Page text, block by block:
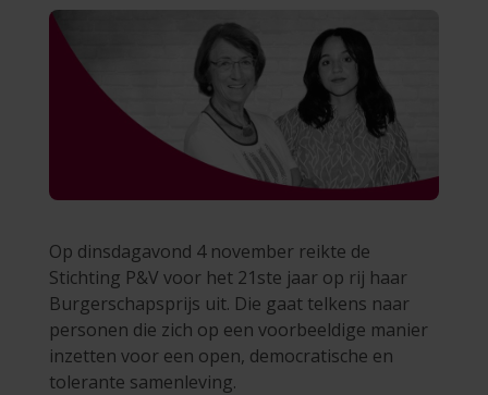
Op dinsdagavond 4 november reikte de
Stichting P&V voor het 21ste jaar op rij haar
Burgerschapsprijs uit. Die gaat telkens naar
personen die zich op een voorbeeldige manier
inzetten voor een open, democratische en
tolerante samenleving.